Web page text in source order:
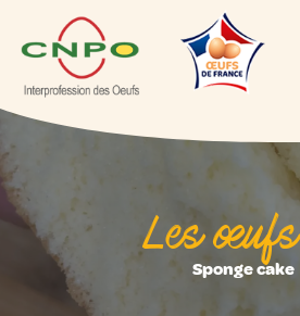
Les œufs
Sponge cake